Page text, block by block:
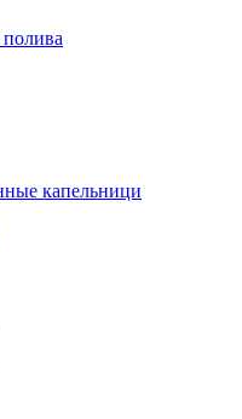
капельници